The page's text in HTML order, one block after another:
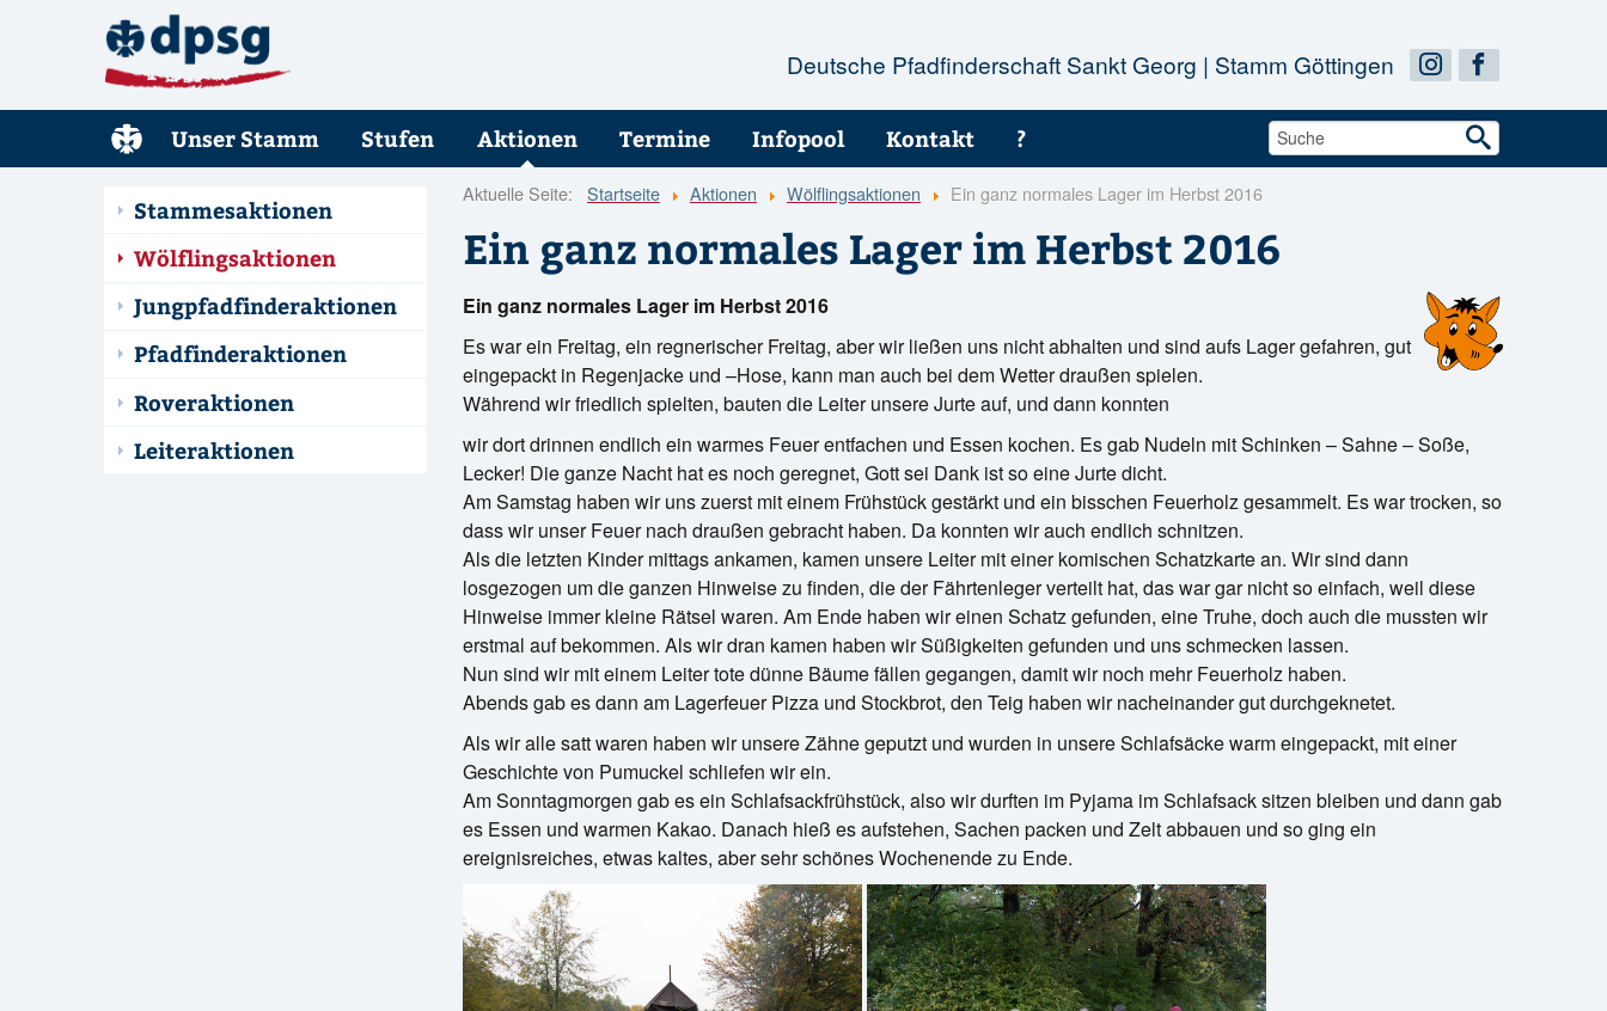
Deutsche Pfadfinderschaft Sankt Georg | Stamm Göttingen  
Unser Stamm Stufen Aktionen Termine Infopool Kontakt ?
Stammesaktionen
Wölflingsaktionen
Jungpfadfinderaktionen
Pfadfinderaktionen
Roveraktionen
Leiteraktionen
Aktuelle Seite: Startseite Aktionen Wölflingsaktionen Ein ganz normales Lager im Herbst 2016
Ein ganz normales Lager im Herbst 2016
Ein ganz normales Lager im Herbst 2016
Es war ein Freitag, ein regnerischer Freitag, aber wir ließen uns nicht abhalten und sind aufs Lager gefahren, gut
eingepackt in Regenjacke und –Hose, kann man auch bei dem Wetter draußen spielen.
Während wir friedlich spielten, bauten die Leiter unsere Jurte auf, und dann konnten
wir dort drinnen endlich ein warmes Feuer entfachen und Essen kochen. Es gab Nudeln mit Schinken – Sahne – Soße,
Lecker! Die ganze Nacht hat es noch geregnet, Gott sei Dank ist so eine Jurte dicht.
Am Samstag haben wir uns zuerst mit einem Frühstück gestärkt und ein bisschen Feuerholz gesammelt. Es war trocken, so
dass wir unser Feuer nach draußen gebracht haben. Da konnten wir auch endlich schnitzen.
Als die letzten Kinder mittags ankamen, kamen unsere Leiter mit einer komischen Schatzkarte an. Wir sind dann
losgezogen um die ganzen Hinweise zu finden, die der Fährtenleger verteilt hat, das war gar nicht so einfach, weil diese
Hinweise immer kleine Rätsel waren. Am Ende haben wir einen Schatz gefunden, eine Truhe, doch auch die mussten wir
erstmal auf bekommen. Als wir dran kamen haben wir Süßigkeiten gefunden und uns schmecken lassen.
Nun sind wir mit einem Leiter tote dünne Bäume fällen gegangen, damit wir noch mehr Feuerholz haben.
Abends gab es dann am Lagerfeuer Pizza und Stockbrot, den Teig haben wir nacheinander gut durchgeknetet.
Als wir alle satt waren haben wir unsere Zähne geputzt und wurden in unsere Schlafsäcke warm eingepackt, mit einer
Geschichte von Pumuckel schliefen wir ein.
Am Sonntagmorgen gab es ein Schlafsackfrühstück, also wir durften im Pyjama im Schlafsack sitzen bleiben und dann gab
es Essen und warmen Kakao. Danach hieß es aufstehen, Sachen packen und Zelt abbauen und so ging ein
ereignisreiches, etwas kaltes, aber sehr schönes Wochenende zu Ende.